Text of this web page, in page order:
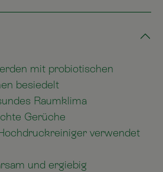
mit probiotischen
besiedelt
Raumklima
Gerüche
verwendet
und ergiebig